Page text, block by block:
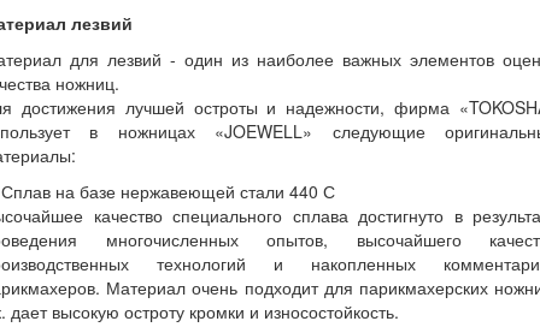
лезвий
для лезвий - один из наиболее важных элементов
ножниц.
достижения лучшей остроты и надежности, фирма
в ножницах «JOEWELL» следующие
на базе нержавеющей стали 440 С
качество специального сплава достигнуто в
многочисленных опытов, высочайшего
технологий и накопленных
Материал очень подходит для парикмахерских
дает высокую остроту кромки и износостойкость.